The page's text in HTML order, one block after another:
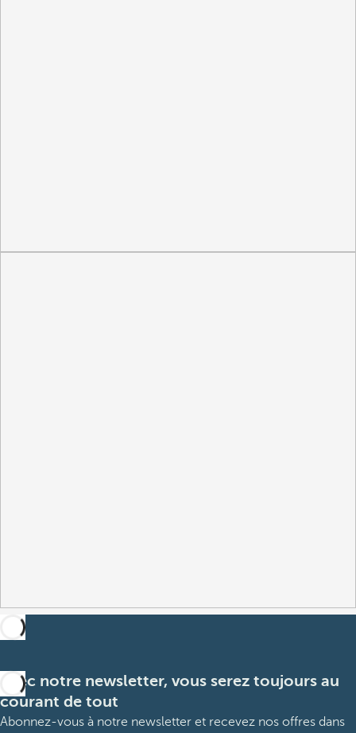
Avec notre newsletter, vous serez toujours au
courant de tout
Abonnez-vous à notre newsletter et recevez nos offres dans